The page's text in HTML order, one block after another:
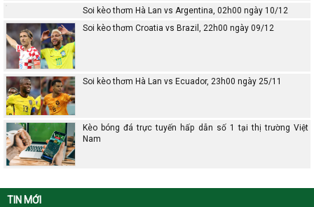
Soi kèo thơm Hà Lan vs Argentina, 02h00 ngày 10/12
Soi kèo thơm Croatia vs Brazil, 22h00 ngày 09/12
Soi kèo thơm Hà Lan vs Ecuador, 23h00 ngày 25/11
Kèo bóng đá trực tuyến hấp dẫn số 1 tại thị trường Việt
Nam
TIN MỚI